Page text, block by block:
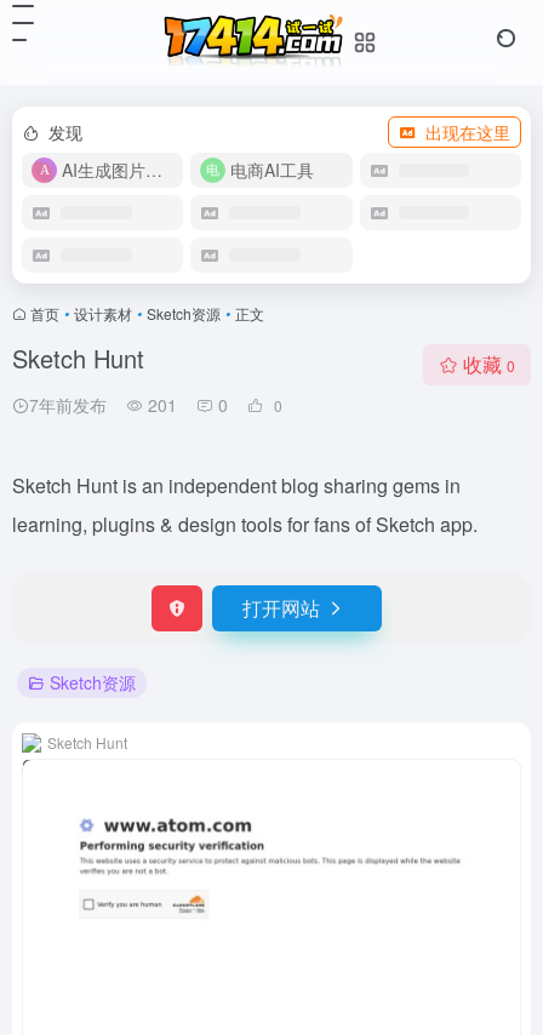
发现
出现在这里
AI生成图片视频
电商AI工具
首页 • 设计素材 • Sketch资源 • 正文
Sketch Hunt
7年前发布 201 0 0
收藏 0
Sketch Hunt is an independent blog sharing gems in
learning, plugins & design tools for fans of Sketch app.
打开网站
Sketch资源
Sketch Hunt